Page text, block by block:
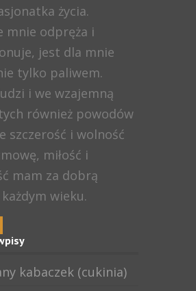
życia.
mnie odpręża i
jest dla mnie
tylko paliwem.
i we wzajemną
również powodów
szczerość i wolność
miłość i
mam za dobrą
wieku.
kabaczek (cukinia)